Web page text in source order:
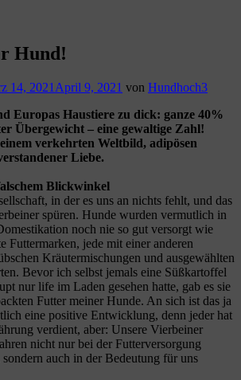
Hund!
14, 2021 April 9, 2021 von Hundhoch3
Europas Haustiere zu dick: ganze 40%
Übergewicht – eine gewaltige Zahl!
verkehrten Weltbild, adipösen
Liebe.
Blickwinkel
in der es uns an nichts fehlt, und das
spüren. Hunde wurden vermutlich in
noch nie so gut versorgt wie
Futtermarken, jede mit einer anderen
Kräutermischungen und ausgewählten
Bevor ich selbst jemals eine Süßkartoffel
nur life im Laden gesehen hatte, gab es sie
Futter meiner Hunde. An sich ist das ja
eine positive Entwicklung, denn jeder hat
verdient, aber: Unsere Vierbeiner
nicht nur bei der Futterversorgung
auch in der Bedeutung für uns